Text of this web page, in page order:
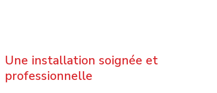
Une installation soignée et
professionnelle